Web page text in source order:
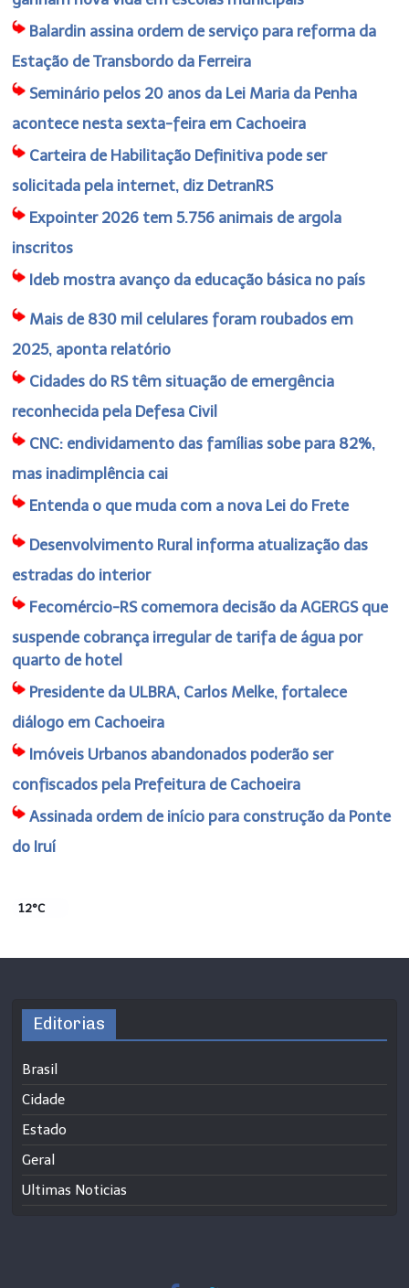
Balardin assina ordem de serviço para reforma da
Estação de Transbordo da Ferreira
Seminário pelos 20 anos da Lei Maria da Penha
acontece nesta sexta-feira em Cachoeira
Carteira de Habilitação Definitiva pode ser
solicitada pela internet, diz DetranRS
Expointer 2026 tem 5.756 animais de argola
inscritos
Ideb mostra avanço da educação básica no país
Mais de 830 mil celulares foram roubados em
2025, aponta relatório
Cidades do RS têm situação de emergência
reconhecida pela Defesa Civil
CNC: endividamento das famílias sobe para 82%,
mas inadimplência cai
Entenda o que muda com a nova Lei do Frete
Desenvolvimento Rural informa atualização das
estradas do interior
Fecomércio-RS comemora decisão da AGERGS que
suspende cobrança irregular de tarifa de água por
quarto de hotel
Presidente da ULBRA, Carlos Melke, fortalece
diálogo em Cachoeira
Imóveis Urbanos abandonados poderão ser
confiscados pela Prefeitura de Cachoeira
Assinada ordem de início para construção da Ponte
do Iruí
12°C
Editorias
Brasil
Cidade
Estado
Geral
Ultimas Noticias